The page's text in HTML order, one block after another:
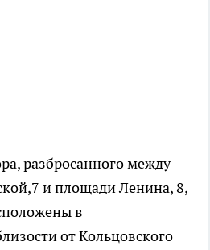
разбросанного между
и площади Ленина, 8,
в
от Кольцовского